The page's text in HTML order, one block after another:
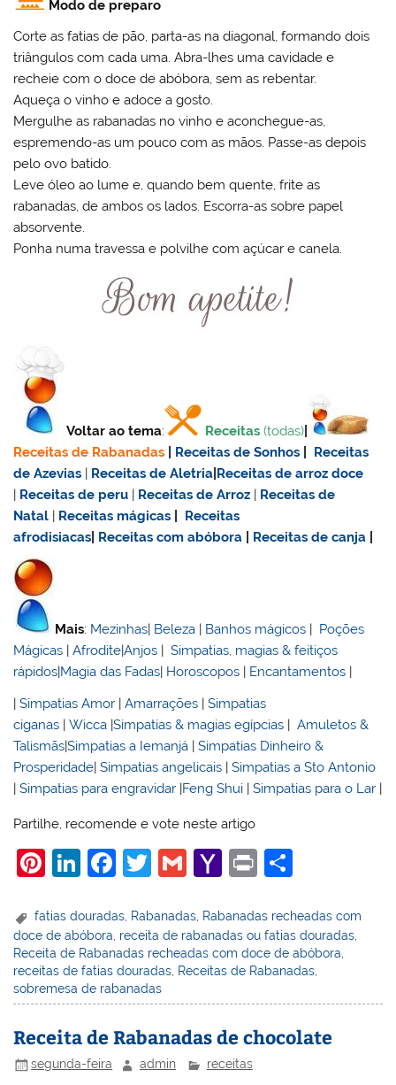
Modo de preparo
Corte as fatias de pão, parta-as na diagonal, formando dois
triângulos com cada uma. Abra-lhes uma cavidade e
recheie com o doce de abóbora, sem as rebentar.
Aqueça o vinho e adoce a gosto.
Mergulhe as rabanadas no vinho e aconchegue-as,
espremendo-as um pouco com as mãos. Passe-as depois
pelo ovo batido.
Leve óleo ao lume e, quando bem quente, frite as
rabanadas, de ambos os lados. Escorra-as sobre papel
absorvente.
Ponha numa travessa e polvilhe com açúcar e canela.
Voltar ao tema: Receitas (todas)
Receitas de Rabanadas
Receitas de Sonhos
Receitas
de Azevias | Receitas de Aletria Receitas dearroz doce
| Receitas de peru | Receitas de Arroz | Receitas de
Natal | Receitas mágicas
Receitas
afrodisiacas Receitas com abóbora Receitas de canja
Mais: Mezinhas| Beleza | Banhos mágicos | Poções
Mágicas |Afrodite|Anjos |Simpatias, magias & feitiços
rápidos|Magia das Fadas| Horoscopos | Encantamentos |
|Simpatias Amor |Amarrações |Simpatias
ciganas |Wicca |Simpatias & magias egípcias |Amuletos &
Talismãs|Simpatias a Iemanjá |Simpatias Dinheiro &
Prosperidade|Simpatias angelicais |Simpatias a Sto Antonio
|Simpatias para engravidar |Feng Shui |Simpatias para o Lar |
Partilhe, recomende e vote neste artigo
Pi
er
e
st
Li
k
e
dI
n
F
c
e
b
o
o
k
T
itt
er
G
ai
l
Y
h
o
o
M
ai
l
Pr
t
ar
e
fatias douradas, Rabanadas, Rabanadas recheadas com
doce de abóbora receita de rabanadas ou fatias douradas
Receita de Rabanadas recheadas com doce de abóbora
receitas de fatias douradas Receitas de Rabanadas
sobremesa de rabanadas
Receita de Rabanadas de chocolate
segunda-feira admin receitas